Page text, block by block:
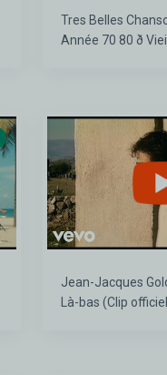
Tres Belles
Année 70 80 ð
Jean-Jacques Goldman
Là-bas (Clip